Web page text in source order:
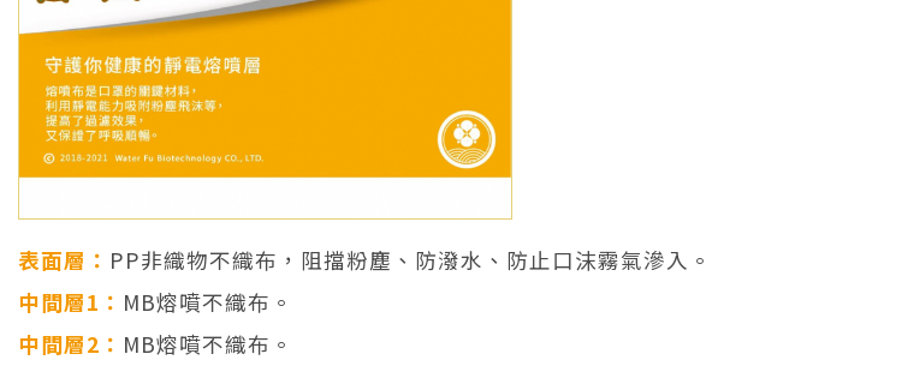
表面層： PP非織物不織布，阻擋粉塵、防潑水、防止口沫霧氣滲入。
中間層1： MB熔噴不織布。
中間層2： MB熔噴不織布。